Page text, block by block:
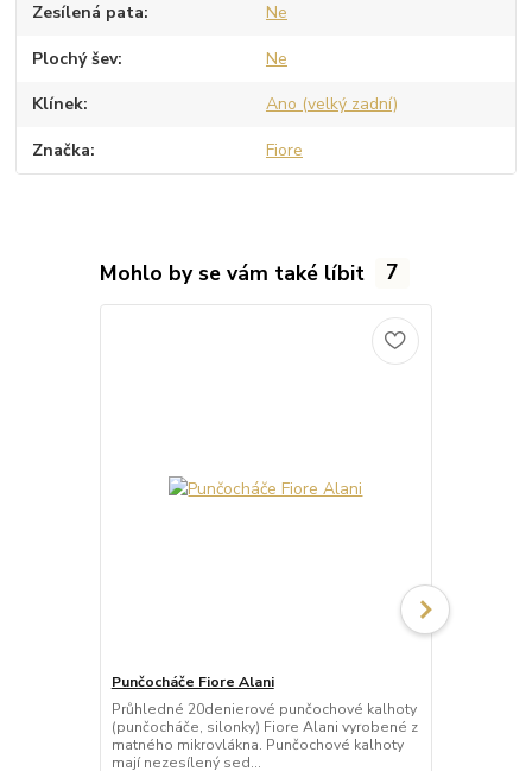
Zesílená pata Ne
Plochý šev Ne
Klínek Ano (velký zadní)
Značka Fiore
Mohlo by se vám také líbit 7
Punčocháče Fiore Alani
Průhledné 20denierové punčochové kalhoty
(punčocháče, silonky) Fiore Alani vyrobené z
matného mikrovlákna. Punčochové kalhoty
mají nezesílený sed...